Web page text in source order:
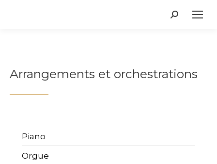
Recherche
Arrangements et orchestrations
Piano
Orgue